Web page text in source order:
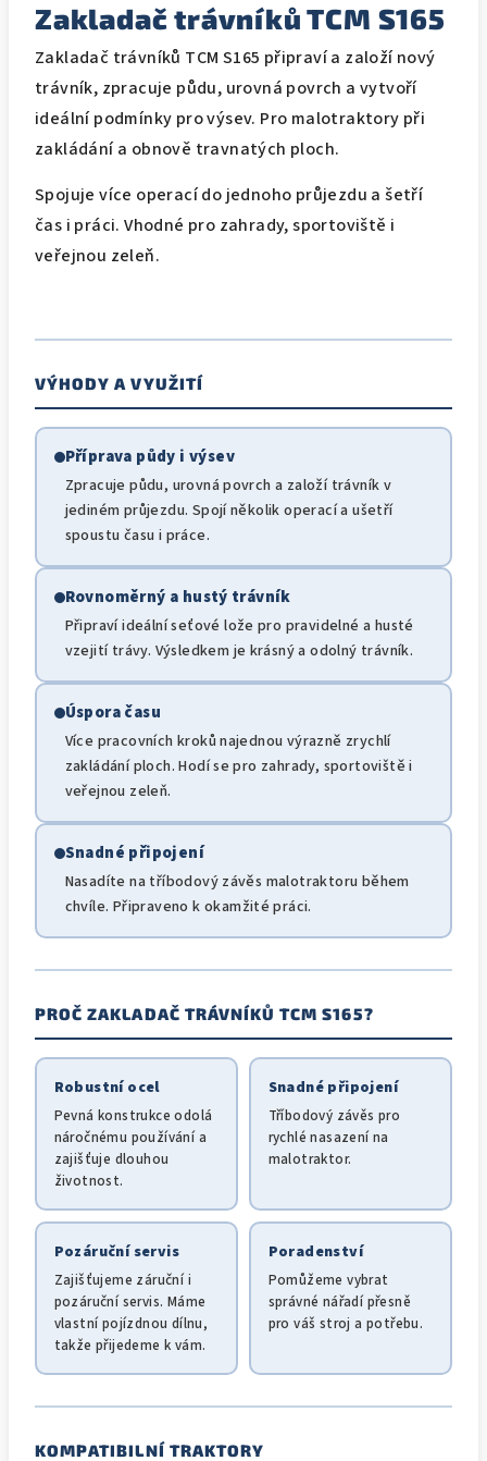
Zakladač trávníků TCM S165
Zakladač trávníků TCM S165 připraví a založí nový
trávník, zpracuje půdu, urovná povrch a vytvoří
ideální podmínky pro výsev. Pro malotraktory při
zakládání a obnově travnatých ploch.
Spojuje více operací do jednoho průjezdu a šetří
čas i práci. Vhodné pro zahrady, sportoviště i
veřejnou zeleň.
VÝHODY A VYUŽITÍ
Příprava půdy i výsev
Zpracuje půdu, urovná povrch a založí trávník v
jediném průjezdu. Spojí několik operací a ušetří
spoustu času i práce.
Rovnoměrný a hustý trávník
Připraví ideální seťové lože pro pravidelné a husté
vzejití trávy. Výsledkem je krásný a odolný trávník.
Úspora času
Více pracovních kroků najednou výrazně zrychlí
zakládání ploch. Hodí se pro zahrady, sportoviště i
veřejnou zeleň.
Snadné připojení
Nasadíte na tříbodový závěs malotraktoru během
chvíle. Připraveno k okamžité práci.
PROČ ZAKLADAČ TRÁVNÍKŮ TCM S165?
Robustní ocel
Pevná konstrukce odolá
náročnému používání a
zajišťuje dlouhou
životnost.
Snadné připojení
Tříbodový závěs pro
rychlé nasazení na
malotraktor.
Pozáruční servis
Zajišťujeme záruční i
pozáruční servis. Máme
vlastní pojízdnou dílnu,
takže přijedeme k vám.
Poradenství
Pomůžeme vybrat
správné nářadí přesně
pro váš stroj a potřebu.
KOMPATIBILNÍ TRAKTORY